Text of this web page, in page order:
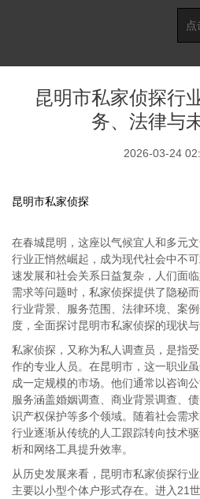
昆明市私家侦探行
务、法律与
2026-03-24
昆明市私家侦探
在春城昆明，这座以气候宜人和多元
行业正悄然崛起，成为现代社会中不
速发展和社会关系日益复杂，人们面
需求等问题时，私家侦探提供了隐秘
行业背景、服务范围、法律环境、案
度，全面探讨昆明市私家侦探的现状与
私家侦探，又称为私人调查员，是指
作的专业人员。在昆明市，这一职业
成一定规模的市场。他们通常以咨询
服务涵盖婚姻调查、商业背景调查、
识产权保护等多个领域。随着社会需
行业逐渐从传统的人工跟踪转向技术
析和网络工具提升效率。
从历史发展来看，昆明市私家侦探行
主要以小型个体户形式存在。进入21